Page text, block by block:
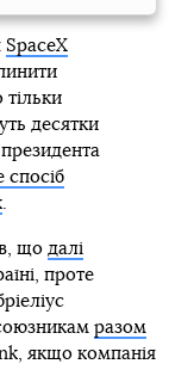
SpaceX
десятки
спосіб
.
що далі
проте
разом
якщо компанія